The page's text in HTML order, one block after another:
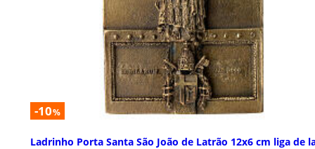
-10%
Ladrinho Porta Santa São João de Latrão 12x6 cm liga de